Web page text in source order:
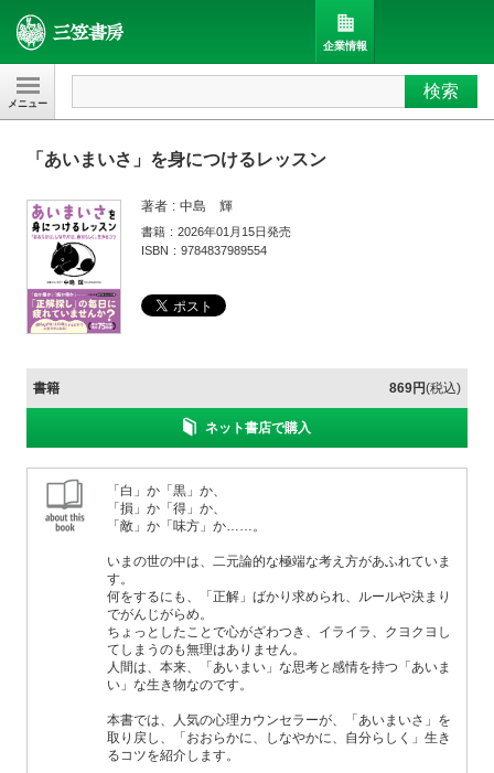
三笠書房 検索
企業情報
「あいまいさ」を身につけるレッスン
著者 中島 輝
書籍
2026年01月15日発売
ISBN
9784837989554
書籍 869円(税込)
ネット書店で購入
「白」か「黒」か、
「損」か「得」か、
「敵」か「味方」か……。
いまの世の中は、二元論的な極端な考え方があふれていま
す。
何をするにも、「正解」ばかり求められ、ルールや決まり
でがんじがらめ。
ちょっとしたことで心がざわつき、イライラ、クヨクヨし
てしまうのも無理はありません。
人間は、本来、「あいまい」な思考と感情を持つ「あいま
い」な生き物なのです。
本書では、人気の心理カウンセラーが、「あいまいさ」を
取り戻し、「おおらかに、しなやかに、自分らしく」生き
るコツを紹介します。